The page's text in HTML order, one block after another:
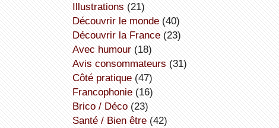
illustrations (21)
découvrir le monde(40)
découvrir la France(23)
avec humour(18)
avis consommateurs (31)
côté pratique(47)
Francophonie(16)
Brico / Déco(23)
Santé / Bien être(42)